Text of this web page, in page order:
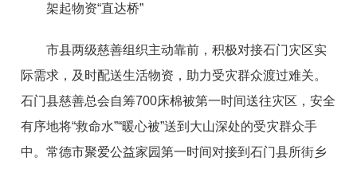
架起物资“直达桥”
市县两级慈善组织主动靠前，积极对接石门灾区实
际需求，及时配送生活物资，助力受灾群众渡过难关。
石门县慈善总会自筹700床棉被第一时间送往灾区，安全
有序地将“救命水”“暖心被”送到大山深处的受灾群众手
中。常德市聚爱公益家园第一时间对接到石门县所街乡